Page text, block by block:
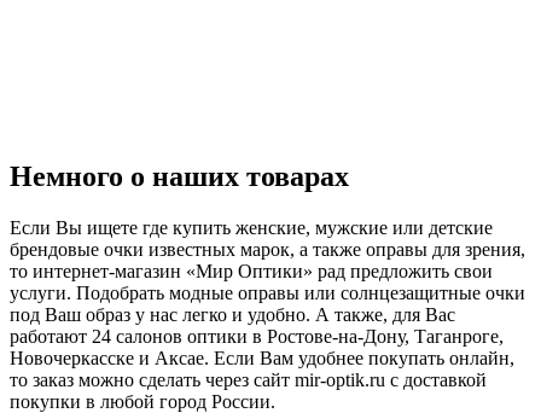
Немного о наших товарах
Если Вы ищете где купить женские, мужские или детские
брендовые очки известных марок, а также оправы для зрения,
то интернет-магазин «Мир Оптики» рад предложить свои
услуги. Подобрать модные оправы или солнцезащитные очки
под Ваш образ у нас легко и удобно. А также, для Вас
работают 24 салонов оптики в Ростове-на-Дону, Таганроге,
Новочеркасске и Аксае. Если Вам удобнее покупать онлайн,
то заказ можно сделать через сайт mir-optik.ru с доставкой
покупки в любой город России.